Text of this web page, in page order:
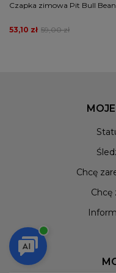
Czapka zimowa Pit Bull
59,00 zł
53,10 zł
Chcę